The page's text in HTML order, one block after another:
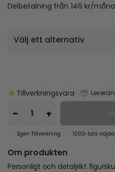
Delbetalning från 146 kr/
Tillverkningsvara
Egen Tillverkning 1000-tals
Om produkten
Personligt och detaljrikt